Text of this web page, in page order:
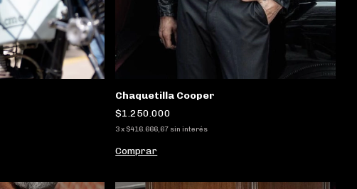
Chaquetilla Cooper
$1.250.000
3x $416.666,67 sin interés
Comprar